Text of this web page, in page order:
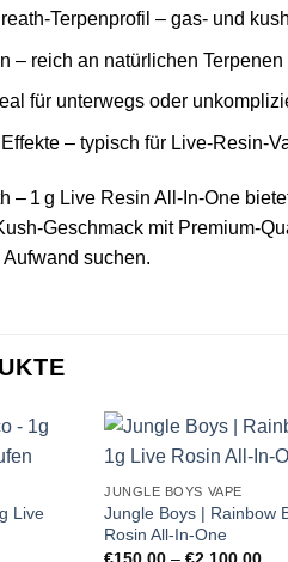
– gas‑ und
– reich an natürlichen
für unterwegs oder
– typisch für
– 1 g Live Resin All‑In‑One
mit
suchen.
Live
JUNGLE BOYS VAPE
Jungle Boys | Rainbow
Rosin All-In-One